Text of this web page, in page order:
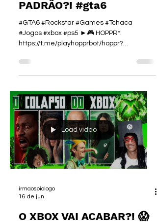
PADRÃO?! #gta6
#GTA6 #Rockstar #Games #Tchaca
#Jogos #xbox #ps5 ►🎮 HOPPR*:
https://t.me/playhopprbot/hoppr?
https://t.me/playhopprbot/hoppr?
startapp=PIOLOGO 🎮 CUPOM PIOLOGO
https://ene.ba/IrmaosPiologo ►Curso de
I.A. :
https://www.irmaospiologo.com.br/pialogo
*Aviso: Hoppr é uma plataforma de jogos e
criação de conteúdo. Este vídeo não
constitui recomendação de investimento,
promessa de ganhos financeiros ou
aconselhamento financeiro. FALA, GAM
Load video
irmaospiologo
16 de jun.
O XBOX VAI ACABAR?! 😱